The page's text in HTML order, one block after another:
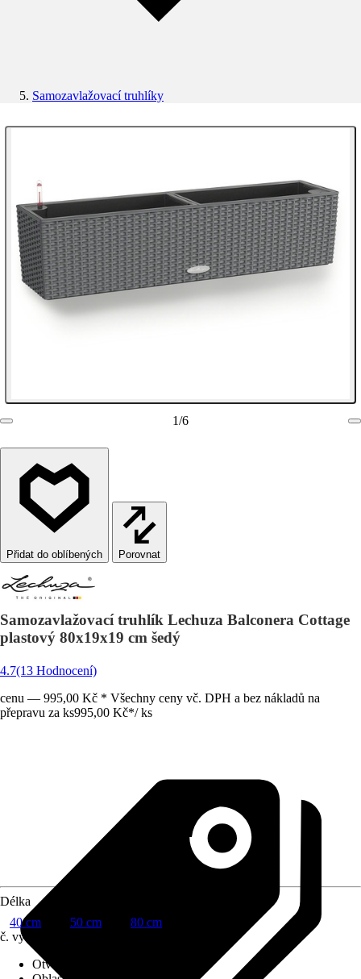
Samozavlažovací truhlíky
1/6
Porovnat
Samozavlažovací truhlík Lechuza Balconera Cottage
plastový 80x19x19 cm šedý
4.7(13 Hodnocení)
cenu — 995,00 Kč * Všechny ceny vč. DPH a bez nákladů na
přepravu za ks995,00 Kč*/ ks
Délka
40 cm
50 cm
80 cm
č. výrobku
Otvor ve dnu